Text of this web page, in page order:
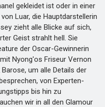
gekleidet ist oder in einer
Luar, die Hauptdarstellerin
zieht alle Blicke auf sich,
Geist strahlt hell. Sie
der Oscar-Gewinnerin
Nyong'os Friseur Vernon
um alle Details der
von Experten-
bis hin zu
wir in all den Glamour